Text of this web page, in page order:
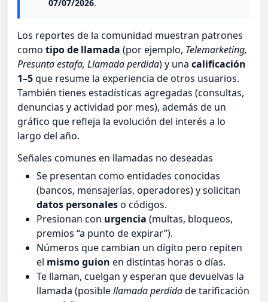
07/07/2026.
Los reportes de la comunidad muestran patrones
como tipo de llamada (por ejemplo, Telemarketing,
Presunta estafa, Llamada perdida) y una calificación
1–5que resume la experiencia de otros usuarios.
También tienes estadísticas agregadas (consultas,
denuncias y actividad por mes), además de un
gráfico que refleja la evolución del interés a lo
largo del año.
Señales comunes en llamadas no deseadas
Se presentan como entidades conocidas
(bancos, mensajerías, operadores) y solicitan
datos personaleso códigos.
Presionan con urgencia (multas, bloqueos,
premios “a punto de expirar”).
Números que cambian un dígito pero repiten
el mismo guion en distintas horas o días.
Te llaman, cuelgan y esperan que devuelvas la
llamada (posiblellamada perdidade tarificación